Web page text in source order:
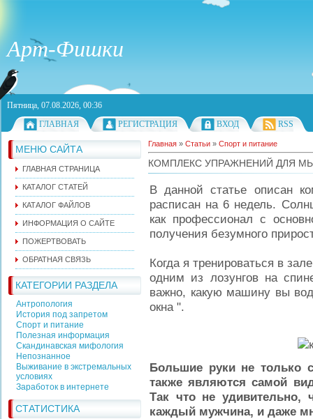
Арт-Фишки
Пятница, 07.08.2026, 00:36
ГЛАВНАЯ
РЕГИСТРАЦИЯ ВХОД RSS
МЕНЮ САЙТА
ГЛАВНАЯ СТРАНИЦА
КАТАЛОГ СТАТЕЙ
КАТАЛОГ ФАЙЛОВ
ИНФОРМАЦИЯ О САЙТЕ
ПОЖЕРТВОВАТЬ
ОБРАТНАЯ СВЯЗЬ
КАТЕГОРИИ РАЗДЕЛА
Антропология
История под запретом
Спорт и питание
Полезная информация
Скандинавская мифология
Непознанное
Выживание в экстремальных
условиях
Заработок в интернете
СТАТИСТИКА
Главная » Статьи » Спорт и питание
КОМПЛЕКС УПРАЖНЕНИЙ ДЛЯ
В данной статье описан
расписан на 6 недель.
как профессионал с
получения безумного
Когда я тренироваться в
одним из лозунгов на
важно, какую машину вы
окна ".
Большие руки не только
также являются самой
Так что не удивительно,
каждый мужчина, и даже